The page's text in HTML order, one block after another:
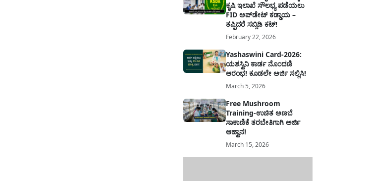
ಕೃಷಿ ಇಲಾಖೆ ಸೌಲಭ್ಯ ಪಡೆಯಲು
FID ಅಪ್‌ಡೇಟ್ ಕಡ್ಡಾಯ –
ತಪ್ಪಿದರೆ ಸಬ್ಸಿಡಿ ಕಟ್!
February 22, 2026
Yashaswini Card-2026:
ಯಶಸ್ವಿನಿ ಕಾರ್ಡ ನೊಂದಣಿ
ಆರಂಭ! ಕೂಡಲೇ ಅರ್ಜಿ ಸಲ್ಲಿಸಿ!
March 5, 2026
Free Mushroom
Training-ಉಚಿತ ಅಣಬೆ
ಸಾಕಾಣಿಕೆ ತರಬೇತಿಗಾಗಿ ಅರ್ಜಿ
ಆಹ್ವಾನ!
March 15, 2026